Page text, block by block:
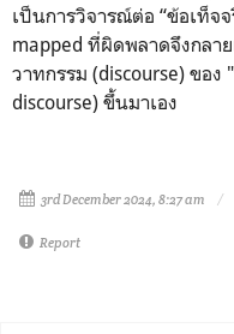
เป็นการวิจารณ์ต่อ “ข้อเท็จ
mapped ที่ผิดพลาดจึงกลา
วาทกรรม (discourse) ขอ
discourse) ขึ้นมาเอง
3rd December 2024, 8:27 am
Report